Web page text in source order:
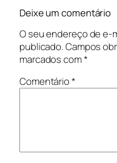
Deixe um comentário
O seu endereço de e-
publicado.Campos
marcados com*
Comentário*